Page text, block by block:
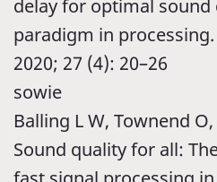
delay for optimal sound
paradigm in
2020; 27 (4): 20–26
sowie
Balling L W, Townend
Sound quality for all: